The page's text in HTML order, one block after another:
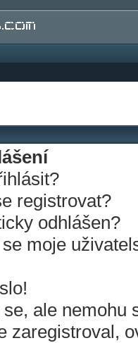
registrovat?
odhlášen?
moje
ale nemohu
zaregistroval,